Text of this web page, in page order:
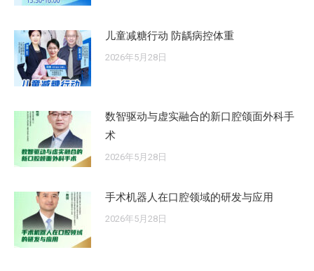
儿童减糖行动 防龋病控体重
2026年5月28日
数智驱动与虚实融合的新口腔颌面外科手
术
2026年5月28日
手术机器人在口腔领域的研发与应用
2026年5月28日